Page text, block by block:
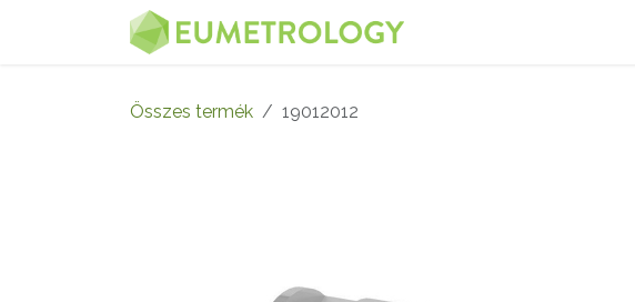
Kihagyás és továbblépés a tartalomhoz
Összes termék 19012012